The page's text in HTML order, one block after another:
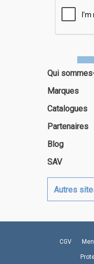
Qui
Marques
Catalogues
Partenaires
Blog
SAV
Autres
CGV